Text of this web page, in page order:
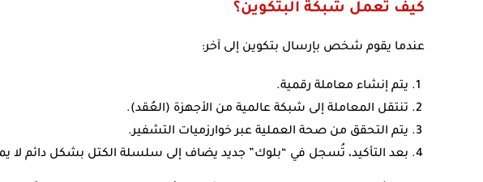
كيف تعمل شبكة البتكوين؟
عندما يقوم شخص بإرسال بتكوين إلى آخر:
يتم إنشاء معاملة رقمية.
تنتقل المعاملة إلى شبكة عالمية من الأجهزة (العُقد).
يتم التحقق من صحة العملية عبر خوارزميات التشفير.
بعد التأكيد، تُسجل في “بلوك” جديد يضاف إلى سلسلة الكتل بشكل دائم لا